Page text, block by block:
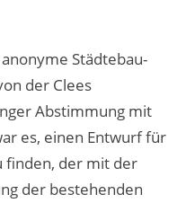
Städtebau-
der Clees
Abstimmung mit
es, einen Entwurf für
finden, der mit der
der bestehenden